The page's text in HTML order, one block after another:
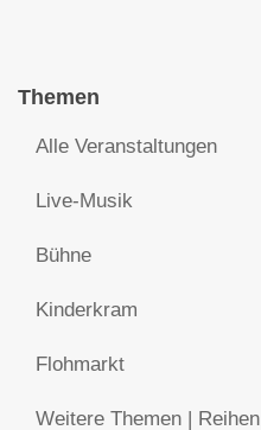
Themen
Alle Veranstaltungen
Live-Musik
Bühne
Kinderkram
Flohmarkt
Weitere Themen | Reihen